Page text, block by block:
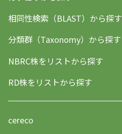
相同性検索（BLAST）から探す
分類群（Taxonomy）から探す
NBRC株をリストから探す
RD株をリストから探す
cereco